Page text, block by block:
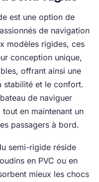
est une option de
de navigation
modèles rigides, ces
conception unique,
offrant ainsi une
stabilité et le confort.
de naviguer
en maintenant un
passagers à bord.
semi-rigide réside
en PVC ou en
mieux les chocs